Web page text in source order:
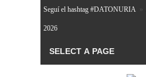
Seguí el hashtag #DATONURIA »
2026